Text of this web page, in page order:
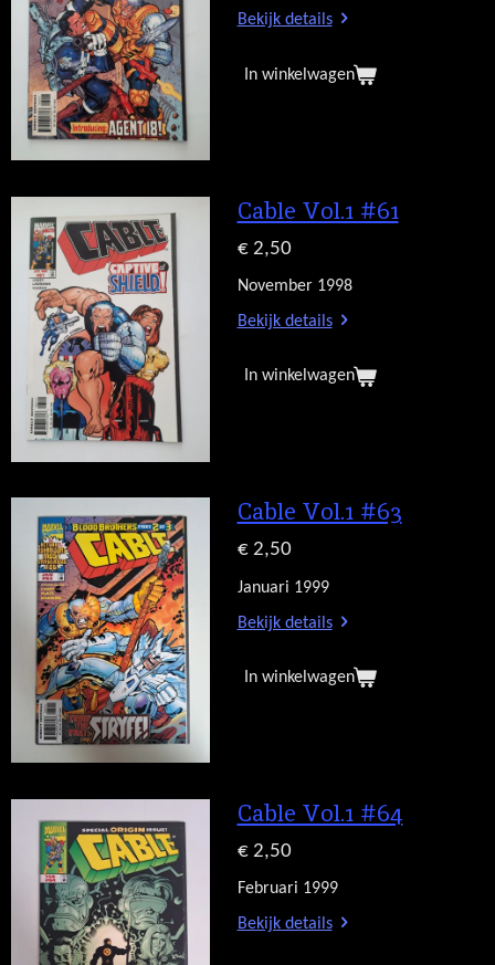
Bekijk details
In winkelwagen
Cable Vol.1 #61
€ 2,50
November 1998
Bekijk details
In winkelwagen
Cable Vol.1 #63
€ 2,50
Januari 1999
Bekijk details
In winkelwagen
Cable Vol.1 #64
€ 2,50
Februari 1999
Bekijk details